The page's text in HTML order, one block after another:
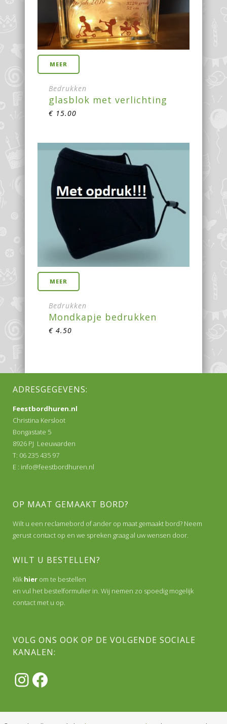
MEER
Bedrukken
glasblok met verlichting
€ 15.00
MEER
Bedrukken
Mondkapje bedrukken
€ 4.50
ADRESGEGEVENS:
Feestbordhuren.nl
Christina Kersloot
Bongastate 5
8926 PJ Leeuwarden
T: 06 235 435 97
E : info@feestbordhuren.nl
OP MAAT GEMAAKT BORD?
Wilt u een reclamebord of ander op maat gemaakt bord? Neem
gerust contact op en we spreken graag al uw wensen door.
WILT U BESTELLEN?
Klik hier om te bestellen
en vul het bestelformulier in. Wij nemen zo spoedig mogelijk
contact met u op.
VOLG ONS OOK OP DE VOLGENDE SOCIALE
KANALEN:
Instagram
Facebook